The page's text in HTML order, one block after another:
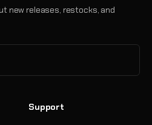
new releases, restocks, and
Support